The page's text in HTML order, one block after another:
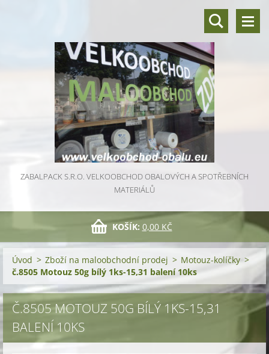
ZABALPACK S.R.O. VELKOOBCHOD OBALOVÝCH A SPOTŘEBNÍCH
MATERIÁLŮ
KOŠÍK: 0,00 KČ
Úvod > Zboží na maloobchodní prodej > Motouz-kolíčky >
č.8505 Motouz 50g bílý 1ks-15,31 balení 10ks
Č.8505 MOTOUZ 50G BÍLÝ 1KS-15,31
BALENÍ 10KS